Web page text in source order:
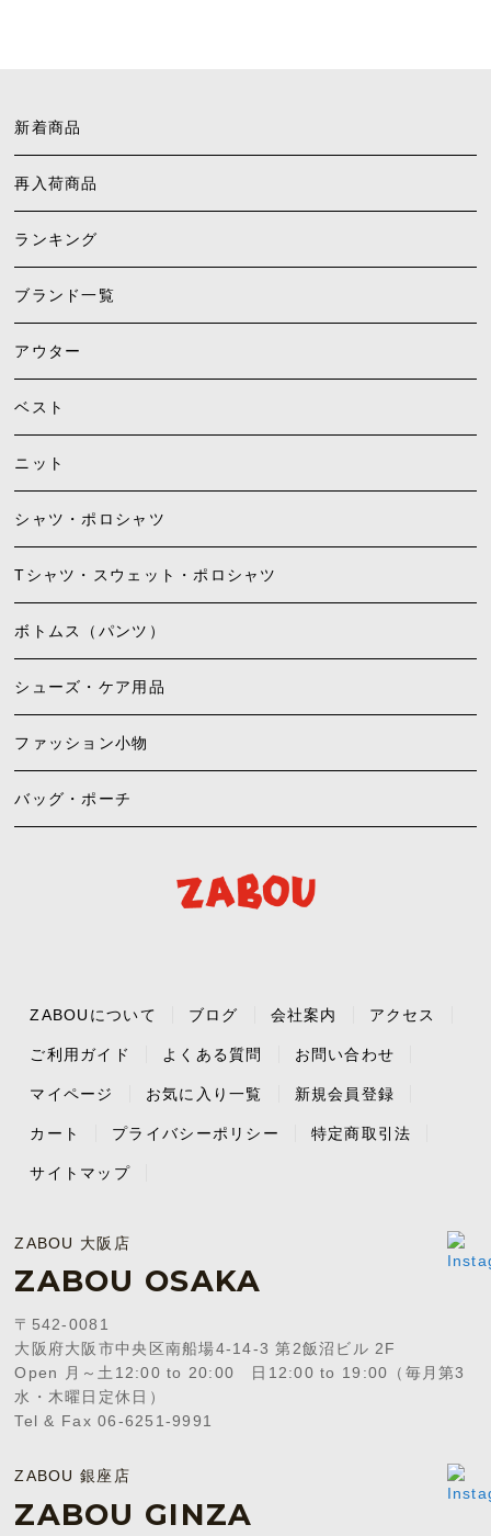
新着商品
再入荷商品
ランキング
ブランド一覧
アウター
ベスト
ニット
シャツ・ポロシャツ
Tシャツ・スウェット・ポロシャツ
ボトムス（パンツ）
シューズ・ケア用品
ファッション小物
バッグ・ポーチ
ZABOUについて ブログ 会社案内 アクセス
ご利用ガイド よくある質問 お問い合わせ
マイページ お気に入り一覧 新規会員登録
カート プライバシーポリシー 特定商取引法
サイトマップ
ZABOU 大阪店
ZABOU OSAKA
〒542-0081
大阪府大阪市中央区南船場4-14-3 第2飯沼ビル 2F
Open 月～土12:00 to 20:00 日12:00 to 19:00（毎月第3
水・木曜日定休日）
Tel & Fax 06-6251-9991
ZABOU 銀座店
ZABOU GINZA